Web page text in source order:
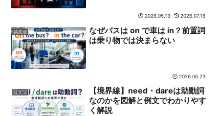
2026.05.13 2026.07.16
英文法
なぜバスは on で車は in？前置詞
は乗り物では決まらない
2026.06.23
英文法
【境界線】need・dareは助動詞
なのかを図解と例文でわかりやす
く解説